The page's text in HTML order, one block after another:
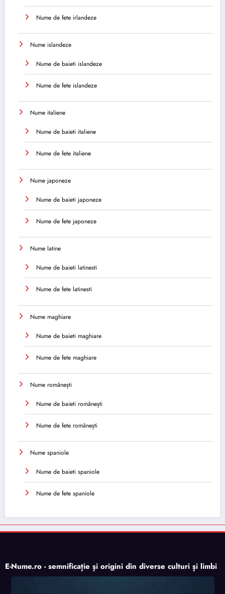
Nume de fete irlandeze
Nume islandeze
Nume de baieti islandeze
Nume de fete islandeze
Nume italiene
Nume de baieti italiene
Nume de fete italiene
Nume japoneze
Nume de baieti japoneze
Nume de fete japoneze
Nume latine
Nume de baieti latinesti
Nume de fete latinesti
Nume maghiare
Nume de baieti maghiare
Nume de fete maghiare
Nume românești
Nume de baieti românești
Nume de fete românești
Nume spaniole
Nume de baieti spaniole
Nume de fete spaniole
E-Nume.ro - semnificație și origini din diverse culturi și limbi